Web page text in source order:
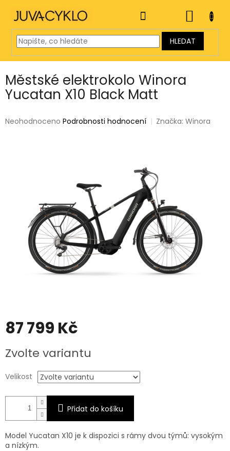
obsah
HLEDAT
KOŠÍK
Městské elektrokolo Winora
Yucatan X10 Black Matt
Průměrné
Neohodnoceno Podrobnosti hodnocení Značka:Winora
87 799 Kč
cena:
Zvolte variantu
Velikost
Přidat do košíku
Model Yucatan X10 je k dispozici s rámy dvou týmů: vysokým
a nízkým.